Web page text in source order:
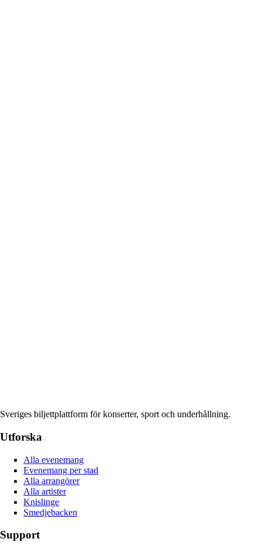
Sveriges biljettplattform för konserter, sport och underhållning.
Utforska
Alla evenemang
Evenemang per stad
Alla arrangörer
Alla artister
Knislinge
Smedjebacken
Support